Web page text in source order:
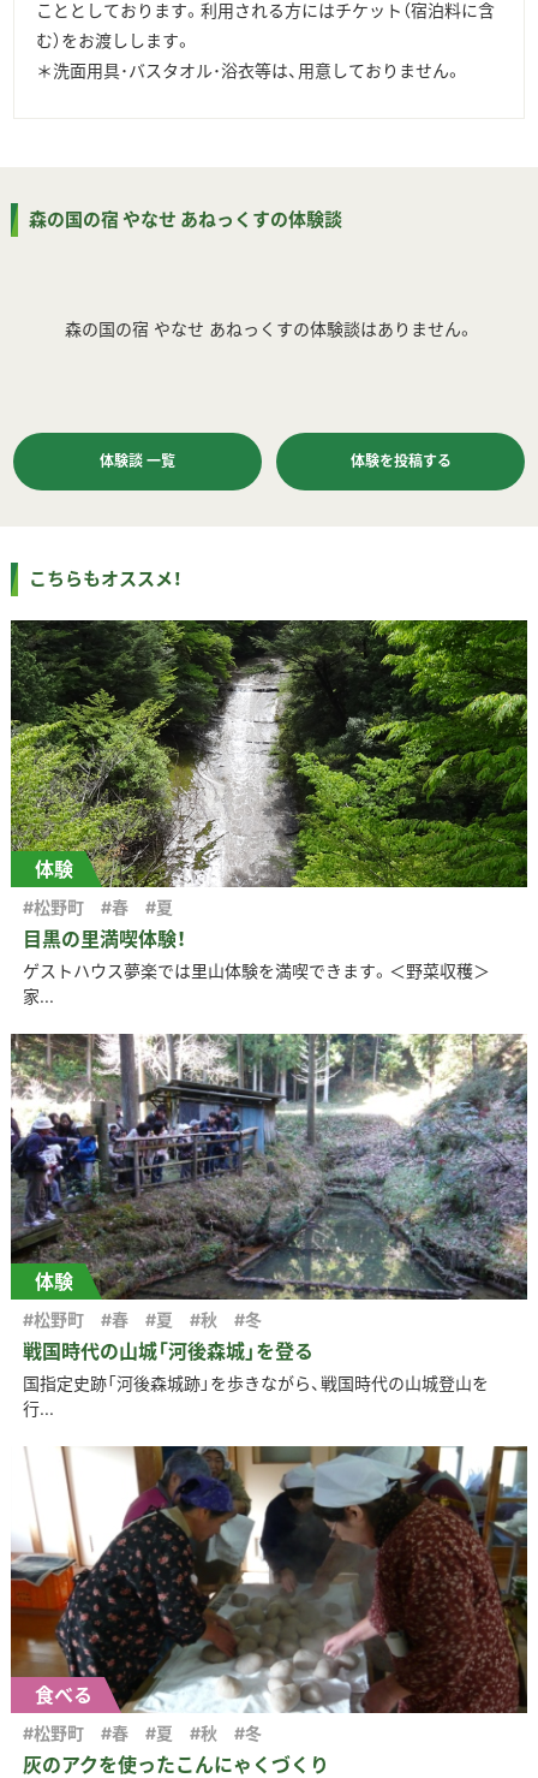
こととしております。利用される方にはチケット（宿泊料に含
む）をお渡しします。
＊洗面用具･バスタオル･浴衣等は、用意しておりません。
森の国の宿 やなせ あねっくすの体験談
森の国の宿 やなせ あねっくすの体験談はありません。
体験談 一覧 体験を投稿する
こちらもオススメ！
体験
目黒の里満喫体験！
#松野町 #春 #夏
ゲストハウス夢楽では里山体験を満喫できます。＜野菜収穫＞
家...
体験
戦国時代の山城「河後森城」を登る
#松野町 #春 #夏 #秋 #冬
国指定史跡「河後森城跡」を歩きながら、戦国時代の山城登山を
行...
食べる
灰のアクを使ったこんにゃくづくり
#松野町 #春 #夏 #秋 #冬